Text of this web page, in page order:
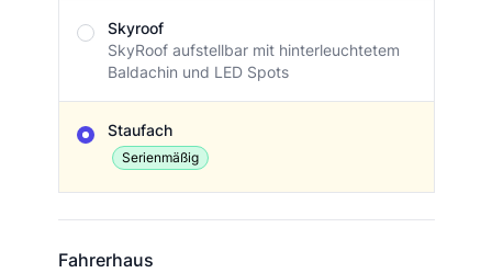
Skyroof
SkyRoof aufstellbar mit hinterleuchtetem
Baldachin und LED Spots
Staufach
Serienmäßig
Fahrerhaus